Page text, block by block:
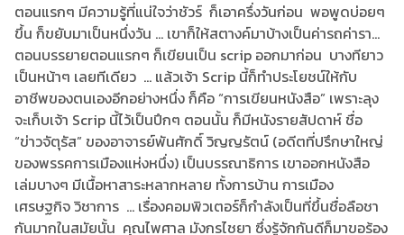
ตอนแรกๆ มีความรู้ที่แน่ใจว่าชัวร์ ก็เอาครึ่งวันก่อน พอพูดบ่อยๆ
ขึ้น ก็ขยับมาเป็นหนึ่งวัน ... เขาก็ให้สตางค์มาบ้างเป็นค่ารถค่ารา...
ตอนบรรยายตอนแรกๆ ก็เขียนเป็น scrip ออกมาก่อน บางทียาว
เป็นหน้าๆ เลยทีเดียว ... แล้วเจ้า Scrip นี้ก็ทำประโยชน์ให้กับ
อาชีพของตนเองอีกอย่างหนึ่ง ก็คือ “การเขียนหนังสือ” เพราะลุง
จะเก็บเจ้า Scrip นี้ไว้เป็นปึกๆ ตอนนั้น ก็มีหนังรายสัปดาห์ ชื่อ
“ข่าวจัตุรัส” ของอาจารย์พันศักดิ์ วิญญรัตน์ (อดีตที่ปรึกษาใหญ่
ของพรรคการเมืองแห่งหนึ่ง) เป็นบรรณาธิการ เขาออกหนังสือ
เล่มบางๆ มีเนื้อหาสาระหลากหลาย ทั้งการบ้าน การเมือง
เศรษฐกิจ วิชาการ ... เรื่องคอมพิวเตอร์ก็กำลังเป็นที่ขึ้นชื่อลือชา
กันมากในสมัยนั้น คุณไพศาล มังกรไชยา ซึ่งรู้จักกันดีก็มาขอร้อง